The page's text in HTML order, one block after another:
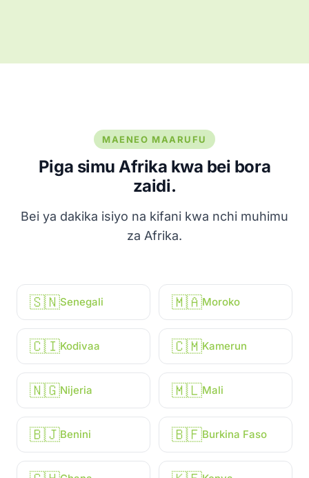
MAENEO MAARUFU
Piga simu Afrika kwa bei bora
zaidi.
Bei ya dakika isiyo na kifani kwa nchi muhimu
za Afrika.
🇸🇳Senegali 🇲🇦Moroko
🇨🇮Kodivaa 🇨🇲Kamerun
🇳🇬Nijeria 🇲🇱Mali
🇧🇯Benini 🇧🇫Burkina Faso